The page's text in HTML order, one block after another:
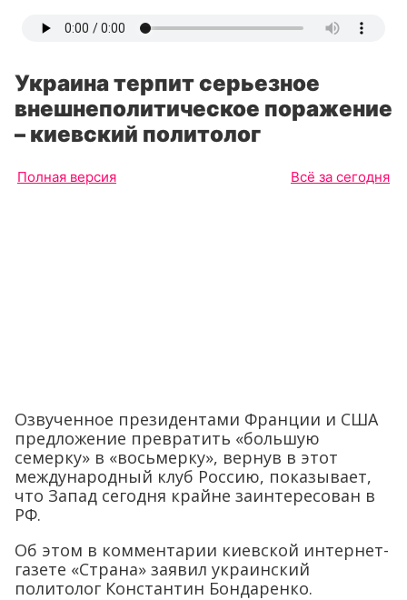
Украина терпит серьезное
внешнеполитическое поражение
– киевский политолог
Полная версия Всё за сегодня
Озвученное президентами Франции и США
предложение превратить «большую
семерку» в «восьмерку», вернув в этот
международный клуб Россию, показывает,
что Запад сегодня крайне заинтересован в
РФ.
Об этом в комментарии киевской интернет-
газете «Страна» заявил украинский
политолог Константин Бондаренко.